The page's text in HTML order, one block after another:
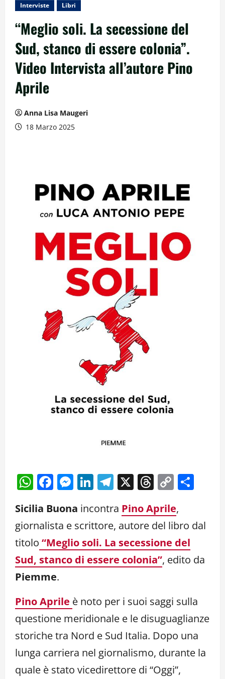
Interviste Libri
“Meglio soli. La secessione del
Sud, stanco di essere colonia”.
Video Intervista all’autore Pino
Aprile
Anna Lisa Maugeri
18 Marzo 2025
WhatsApp
Facebook
Messenger
LinkedIn
Telegram
X Threads
Copy
Sicilia Buona incontra Pino Aprile,
giornalista e scrittore, autore del libro dal
titolo “Meglio soli. La secessione del
Sud, stanco di essere colonia”, edito da
Piemme.
Pino Aprile è noto per i suoi saggi sulla
questione meridionale e le disuguaglianze
storiche tra Nord e Sud Italia. Dopo una
lunga carriera nel giornalismo, durante la
quale è stato vicedirettore di “Oggi”,